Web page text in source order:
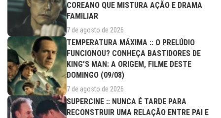
COREANO QUE MISTURA AÇÃO E DRAMA
FAMILIAR
7 de agosto de 2026
TEMPERATURA MÁXIMA :: O PRELÚDIO
FUNCIONOU? CONHEÇA BASTIDORES DE
KING’S MAN: A ORIGEM, FILME DESTE
DOMINGO (09/08)
7 de agosto de 2026
SUPERCINE :: NUNCA É TARDE PARA
RECONSTRUIR UMA RELAÇÃO ENTRE PAI E